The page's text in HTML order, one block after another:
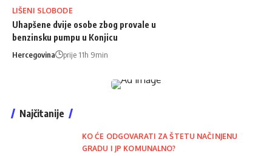
LIŠENI SLOBODE
Uhapšene dvije osobe zbog provale u
benzinsku pumpu u Konjicu
Hercegovina prije 11h 9min
Najčitanije
KO ĆE ODGOVARATI ZA ŠTETU NAČINJENU
GRADU I JP KOMUNALNO?